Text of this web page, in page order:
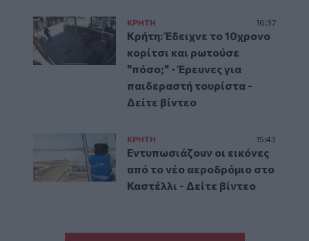
ΚΡΗΤΗ 16:37
Κρήτη: Έδειχνε το 10χρονο
κορίτσι και ρωτούσε
"πόσο;" - Έρευνες για
παιδεραστή τουρίστα -
Δείτε βίντεο
ΚΡΗΤΗ 15:43
Εντυπωσιάζουν οι εικόνες
από το νέο αεροδρόμιο στο
Καστέλλι - Δείτε βίντεο